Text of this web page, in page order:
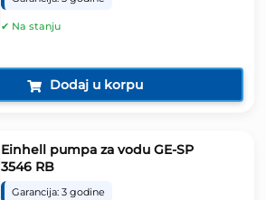
✔ Na stanju
Dodaj u korpu
Einhell pumpa za vodu GE-SP
3546 RB
Garancija: 3 godine